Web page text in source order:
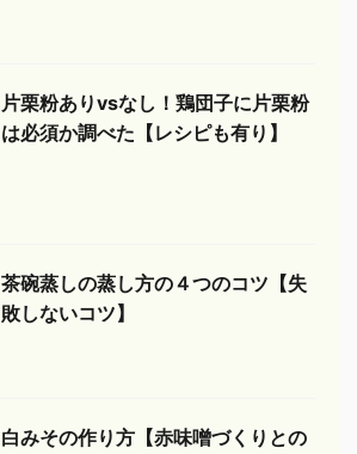
片栗粉ありvsなし！鶏団子に片栗粉
は必須か調べた【レシピも有り】
茶碗蒸しの蒸し方の４つのコツ【失
敗しないコツ】
白みその作り方【赤味噌づくりとの